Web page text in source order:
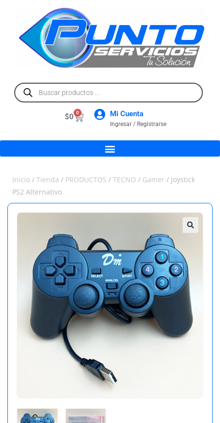
$0 0 Mi Cuenta
Ingresar / Registrarse
Inicio / Tienda / PRODUCTOS / TECNO / Gamer / Joystick
PS2 Alternativo